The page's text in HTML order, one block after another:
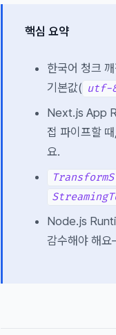
핵심 요약
한국어 청크
기본값( utf-
Next.js App
접 파이프할
요.
Node.js
감수해야 해